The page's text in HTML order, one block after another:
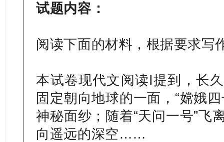
试题内容：
阅读下面的材料，根据要求写
本试卷现代文阅读I提到，长
固定朝向地球的一面，“嫦娥
神秘面纱；随着“天问一号”飞
向遥远的深空……